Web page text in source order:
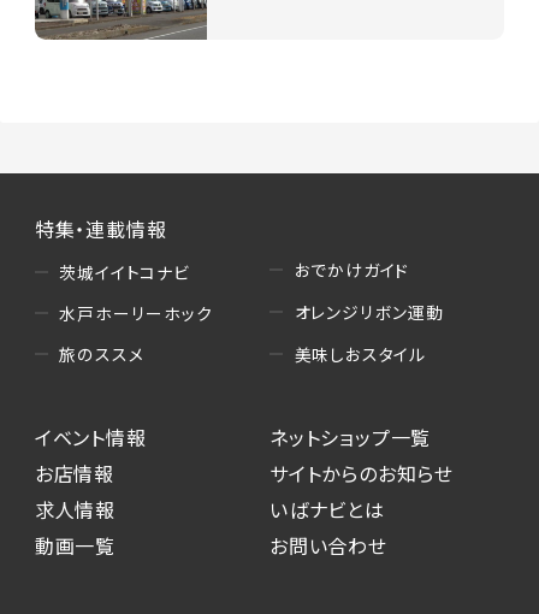
特集・連載情報
茨城イイトコナビ
水戸ホーリーホック
旅のススメ
おでかけガイド
オレンジリボン運動
美味しおスタイル
イベント情報
お店情報
求人情報
動画一覧
ネットショップ一覧
サイトからのお知らせ
いばナビとは
お問い合わせ